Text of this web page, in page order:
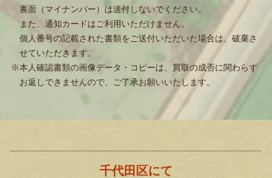
裏面（マイナンバー）は送付しないでください。
また、通知カードはご利用いただけません。
個人番号の記載された書類をご送付いただいた場合は、破棄さ
せていただきます。
※本人確認書類の画像データ・コピーは、買取の成否に関わらず
お返しできませんので、ご了承お願いいたします。
千代田区にて